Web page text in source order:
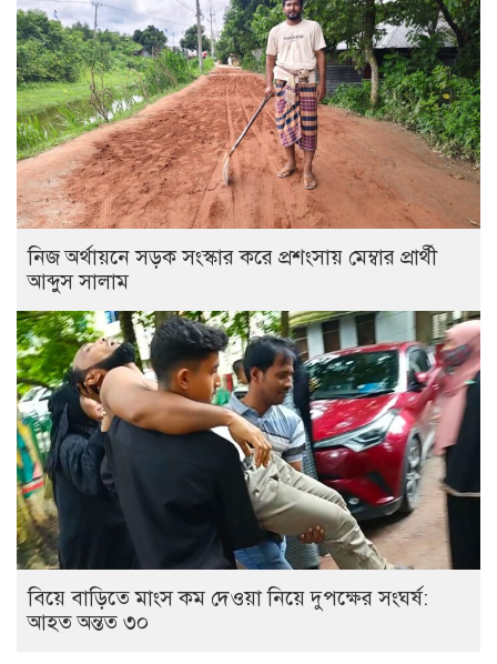
নিজ অর্থায়নে সড়ক সংস্কার করে প্রশংসায় মেম্বার প্রার্থী
আব্দুস সালাম
বিয়ে বাড়িতে মাংস কম দেওয়া নিয়ে দুপক্ষের সংঘর্ষ:
আহত অন্তত ৩০ ​